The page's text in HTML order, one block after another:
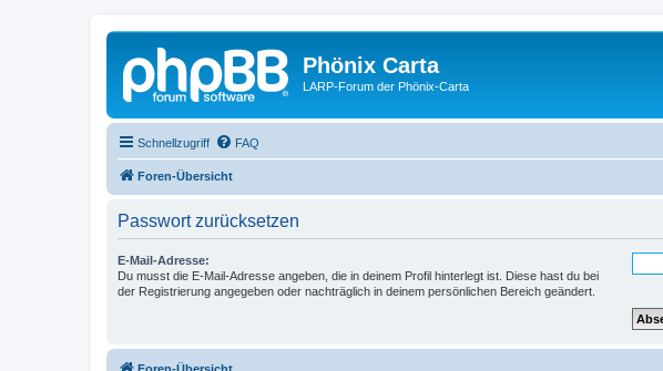
Phönix Carta
LARP-Forum der Phönix-Carta
Schnellzugriff FAQ
Foren-Übersicht
Passwort zurücksetzen
E-Mail-Adresse:
Du musst die E-Mail-Adresse angeben, die in deinem Profil hinterlegt ist. Diese hast du bei
der Registrierung angegeben oder nachträglich in deinem persönlichen Bereich geändert.
Foren-Übersicht